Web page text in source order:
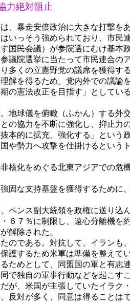
力絶対阻止
暴走安倍政治に大きな打撃を
いっそう強められており、市民
国民会議）が参院選にむけ基本
院選挙に当たって市民連合の
くの立憲野党の議席を獲得する
を得るため、党内外での議論
の憲法改正を目指す」としてい
球儀を俯瞰（ふかん）する外
の協力を不断に強化し、抑止力
的に拡充、強化する」という
や勢力へ攻撃を仕掛けるという
化をめぐる北東アジアでの危
な支持基盤を獲得するために
ンス副大統領を政権に送り込
７％に制限し、遠心分離機を
解除された。
である。対抗して、イランも
護するため米軍は準備を整えて
ためとして、同盟国の軍と有志
で独自の軍事行動などを起こす
、米国が主張していたイラク
反対が多く、同意は得ることは